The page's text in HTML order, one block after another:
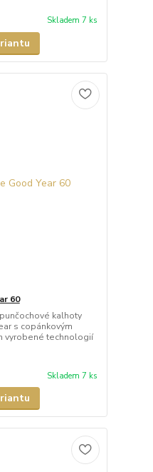
Skladem 7 ks
60
kalhoty
s copánkovým
vyrobené technologií
Skladem 7 ks